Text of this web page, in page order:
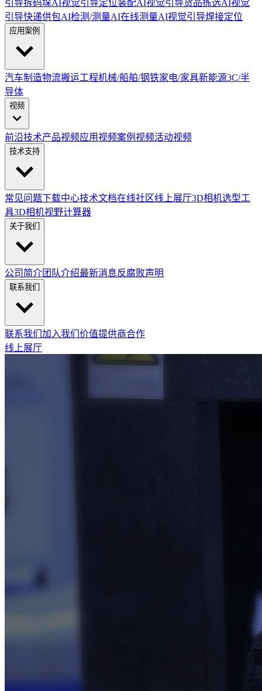
引导拆码垛AI视觉引导定位装配AI视觉引导货品拣选AI视觉
引导快递供包AI检测/测量AI在线测量AI视觉引导焊接定位
应用案例
汽车制造物流搬运工程机械/船舶/钢铁家电/家具新能源3C/半
导体
视频
前沿技术产品视频应用视频案例视频活动视频
技术支持
常见问题下载中心技术文档在线社区线上展厅3D相机选型工
具3D相机视野计算器
关于我们
公司简介团队介绍最新消息反腐败声明
联系我们
联系我们 加入我们 价值提供商合作
线上展厅